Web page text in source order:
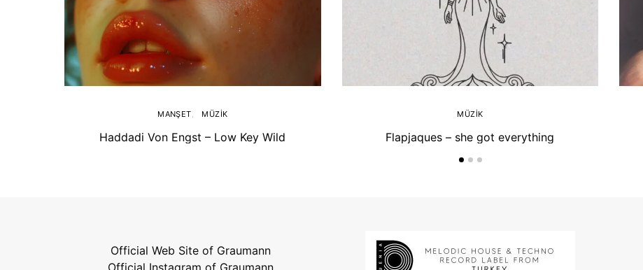
MANŞET MÜZIK
Haddadi Von Engst – Low Key Wild
MÜZIK
Flapjaques – she got everything
Official Web Site of Graumann
Official Instagram of Graumann